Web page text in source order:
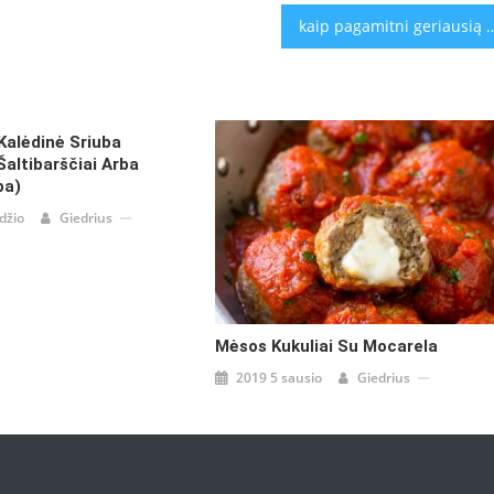
kaip
Sriuba
Arba
Giedrius
Mėsos Kukuliai Su Mocarela
2019 5 sausio Giedrius